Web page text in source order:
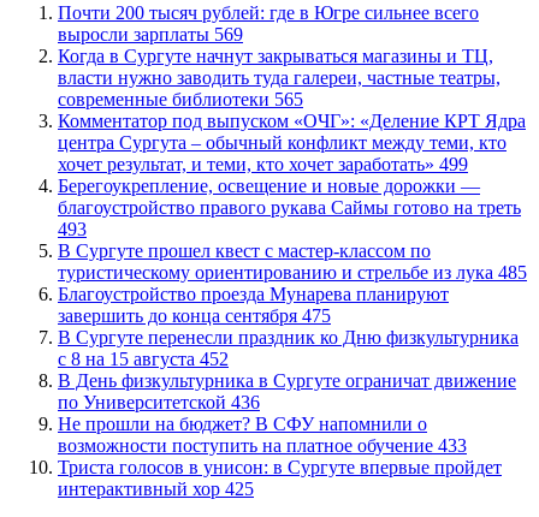
​Почти 200 тысяч рублей: где в Югре сильнее всего
выросли зарплаты 569
​Когда в Сургуте начнут закрываться магазины и ТЦ,
власти нужно заводить туда галереи, частные театры,
современные библиотеки 565
​Комментатор под выпуском «ОЧГ»: «Деление КРТ Ядра
центра Сургута – обычный конфликт между теми, кто
хочет результат, и теми, кто хочет заработать» 499
Берегоукрепление, освещение и новые дорожки —
благоустройство правого рукава Саймы готово на треть
493
В Сургуте прошел квест с мастер-классом по
туристическому ориентированию и стрельбе из лука 485
Благоустройство проезда Мунарева планируют
завершить до конца сентября 475
​В Сургуте перенесли праздник ко Дню физкультурника
с 8 на 15 августа 452
​В День физкультурника в Сургуте ограничат движение
по Университетской 436
Не прошли на бюджет? В СФУ напомнили о
возможности поступить на платное обучение 433
​Триста голосов в унисон: в Сургуте впервые пройдет
интерактивный хор 425